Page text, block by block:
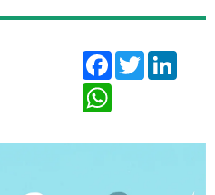
Facebook
Twitter